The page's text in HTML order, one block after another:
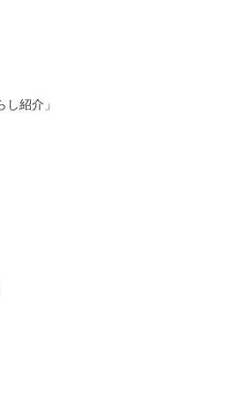
紹介」